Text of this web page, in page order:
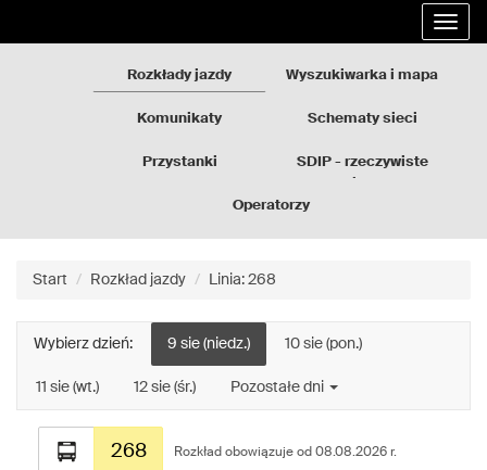
Rozkłady jazdy Wyszukiwarka i mapa
Komunikaty Schematy sieci
Przystanki
SDIP - rzeczywiste
Operatorzy
Start Rozkład jazdy Linia: 268
Wybierz dzień: 9 sie (niedz.) 10 sie (pon.)
11 sie (wt.) 12 sie (śr.) Pozostałe dni
268
jazdy
Rozkład obowiązuje od 08.08.2026 r.